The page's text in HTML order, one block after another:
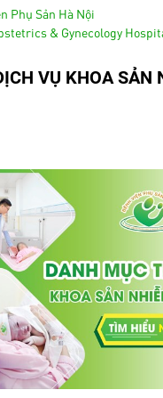
Phụ Sản Hà Nội
& Gynecology
VỤ KHOA SẢN